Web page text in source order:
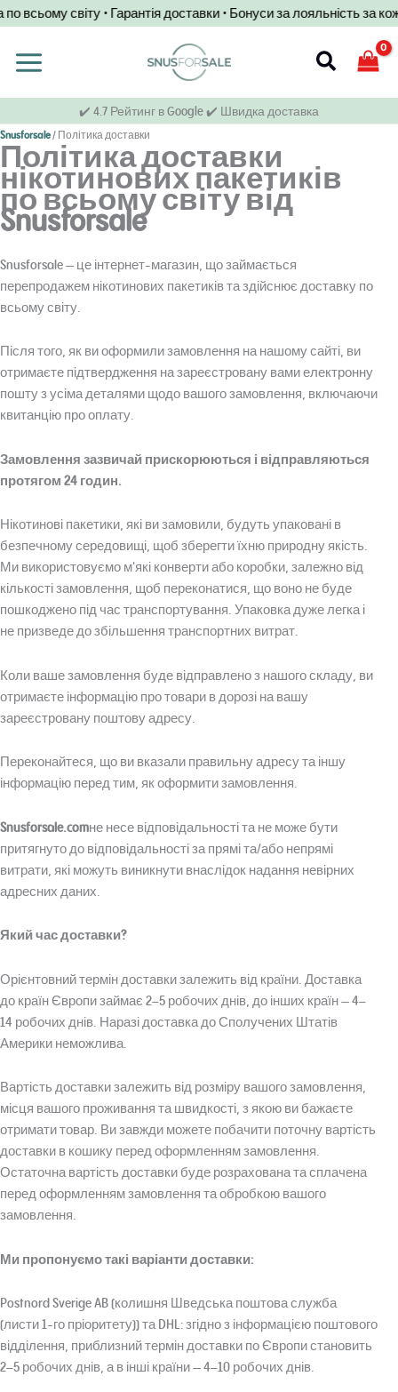
Перейти
до
змісту
світу • Гарантія доставки • Бонуси за лояльність
Пошук
✔️ 4.7 Рейтинг в Google ✔️ Швидка доставка
Snusforsale/Політика доставки
Політика доставки
нікотинових пакетиків
по всьому світу від
Snusforsale
Snusforsale — це інтернет-магазин, що займається
перепродажем нікотинових пакетиків та здійснює доставку по
всьому світу.
Після того, як ви оформили замовлення на нашому сайті, ви
отримаєте підтвердження на зареєстровану вами електронну
пошту з усіма деталями щодо вашого замовлення, включаючи
квитанцію про оплату.
Замовлення зазвичай прискорюються і відправляються
протягом 24 годин.
Нікотинові пакетики, які ви замовили, будуть упаковані в
безпечному середовищі, щоб зберегти їхню природну якість.
Ми використовуємо м'які конверти або коробки, залежно від
кількості замовлення, щоб переконатися, що воно не буде
пошкоджено під час транспортування. Упаковка дуже легка і
не призведе до збільшення транспортних витрат.
Коли ваше замовлення буде відправлено з нашого складу, ви
отримаєте інформацію про товари в дорозі на вашу
зареєстровану поштову адресу.
Переконайтеся, що ви вказали правильну адресу та іншу
інформацію перед тим, як оформити замовлення.
Snusforsale.comне несе відповідальності та не може бути
притягнуто до відповідальності за прямі та/або непрямі
витрати, які можуть виникнути внаслідок надання невірних
адресних даних.
Який час доставки?
Орієнтовний термін доставки залежить від країни. Доставка
до країн Європи займає 2–5 робочих днів, до інших країн — 4–
14 робочих днів. Наразі доставка до Сполучених Штатів
Америки неможлива.
Вартість доставки залежить від розміру вашого замовлення,
місця вашого проживання та швидкості, з якою ви бажаєте
отримати товар. Ви завжди можете побачити поточну вартість
доставки в кошику перед оформленням замовлення.
Остаточна вартість доставки буде розрахована та сплачена
перед оформленням замовлення та обробкою вашого
замовлення.
Ми пропонуємо такі варіанти доставки:
Postnord Sverige AB (колишня Шведська поштова служба
(листи 1-го пріоритету)) та DHL: згідно з інформацією поштового
відділення, приблизний термін доставки по Європи становить
2–5 робочих днів, а в інші країни — 4–10 робочих днів.
Age Verification
You need to be at least 18 years to enter.
Yes, I´m old enough
Age Verification FAQ
AgeChecker.Net